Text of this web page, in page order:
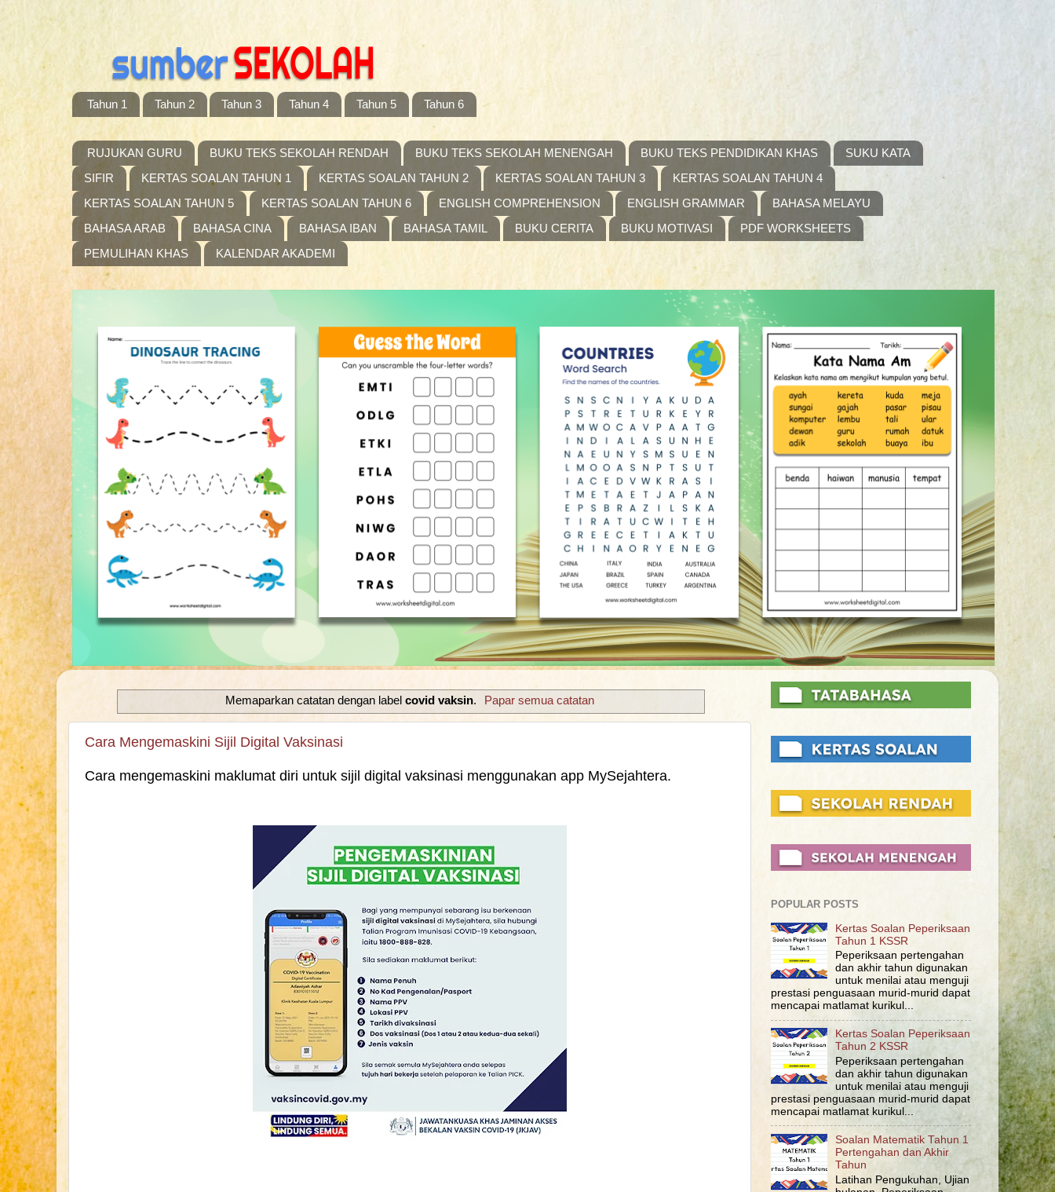
Tahun 1 Tahun 2 Tahun 3 Tahun 4 Tahun 5 Tahun 6
RUJUKAN GURU BUKU TEKS SEKOLAH RENDAH BUKU TEKS SEKOLAH MENENGAH BUKU TEKS PENDIDIKAN KHAS
SUKU KATA
SIFIR
KERTAS SOALAN TAHUN 1 KERTAS SOALAN TAHUN 2 KERTAS SOALAN TAHUN 3
KERTAS SOALAN TAHUN 4
KERTAS SOALAN TAHUN 5
KERTAS SOALAN TAHUN 6 ENGLISH COMPREHENSION ENGLISH GRAMMAR
BAHASA MELAYU
BAHASA ARAB
BAHASA CINA BAHASA IBAN BAHASA TAMIL BUKU CERITA BUKU MOTIVASI
PDF WORKSHEETS
PEMULIHAN KHAS
KALENDAR AKADEMI
Memaparkan catatan dengan labelcovid vaksin. Papar semua catatan
Cara Mengemaskini Sijil Digital Vaksinasi
Cara mengemaskini maklumat diri untuk sijil digital vaksinasi menggunakan app MySejahtera.
POPULAR POSTS
Kertas Soalan Peperiksaan
Tahun 1 KSSR
Peperiksaan pertengahan
dan akhir tahun digunakan
untuk menilai atau menguji
prestasi penguasaan murid-murid dapat
mencapai matlamat kurikul...
Kertas Soalan Peperiksaan
Tahun 2 KSSR
Peperiksaan pertengahan
dan akhir tahun digunakan
untuk menilai atau menguji
prestasi penguasaan murid-murid dapat
mencapai matlamat kurikul...
Soalan Matematik Tahun 1
Pertengahan dan Akhir
Tahun
Latihan Pengukuhan, Ujian